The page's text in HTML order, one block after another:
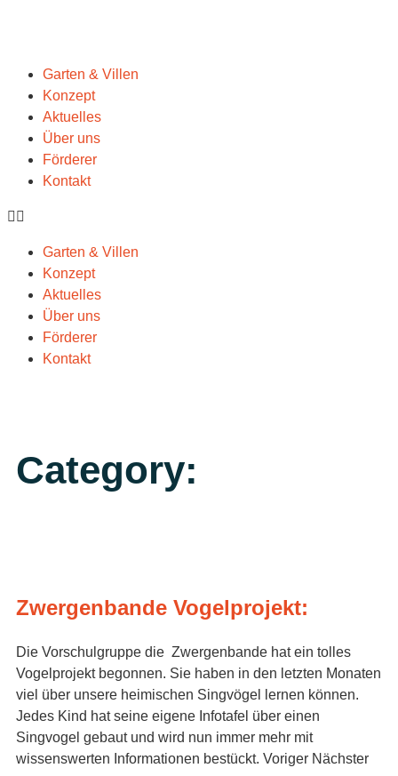
Garten & Villen
Konzept
Aktuelles
Über uns
Förderer
Kontakt
Garten & Villen
Konzept
Aktuelles
Über uns
Förderer
Kontakt
Category:
Zwergenbande Vogelprojekt:
Die Vorschulgruppe die Zwergenbande hat ein tolles
Vogelprojekt begonnen. Sie haben in den letzten Monaten
viel über unsere heimischen Singvögel lernen können.
Jedes Kind hat seine eigene Infotafel über einen
Singvogel gebaut und wird nun immer mehr mit
wissenswerten Informationen bestückt. Voriger Nächster